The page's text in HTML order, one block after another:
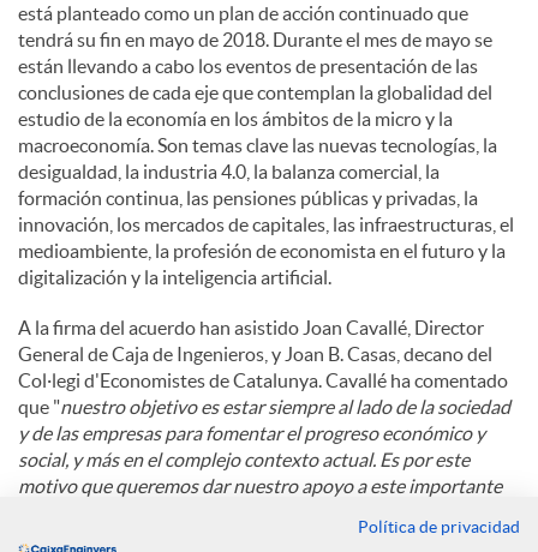
está planteado como un plan de acción continuado que
tendrá su fin en mayo de 2018. Durante el mes de mayo se
están llevando a cabo los eventos de presentación de las
conclusiones de cada eje que contemplan la globalidad del
estudio de la economía en los ámbitos de la micro y la
macroeconomía. Son temas clave las nuevas tecnologías, la
desigualdad, la industria 4.0, la balanza comercial, la
formación continua, las pensiones públicas y privadas, la
innovación, los mercados de capitales, las infraestructuras, el
medioambiente, la profesión de economista en el futuro y la
digitalización y la inteligencia artificial.
A la firma del acuerdo han asistido Joan Cavallé, Director
General de Caja de Ingenieros, y Joan B. Casas, decano del
Col·legi d'Economistes de Catalunya. Cavallé ha comentado
que "nuestro objetivo es estar siempre al lado de la sociedad
y de las empresas para fomentar el progreso económico y
social, y más en el complejo contexto actual. Es por este
motivo que queremos dar nuestro apoyo a este importante
empresarial y económico de Cataluña"
Política de privacidad